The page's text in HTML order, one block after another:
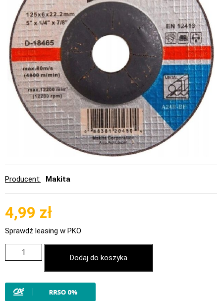
Producent Makita
4,99 zł
Sprawdź leasing w PKO
Dodaj do koszyka